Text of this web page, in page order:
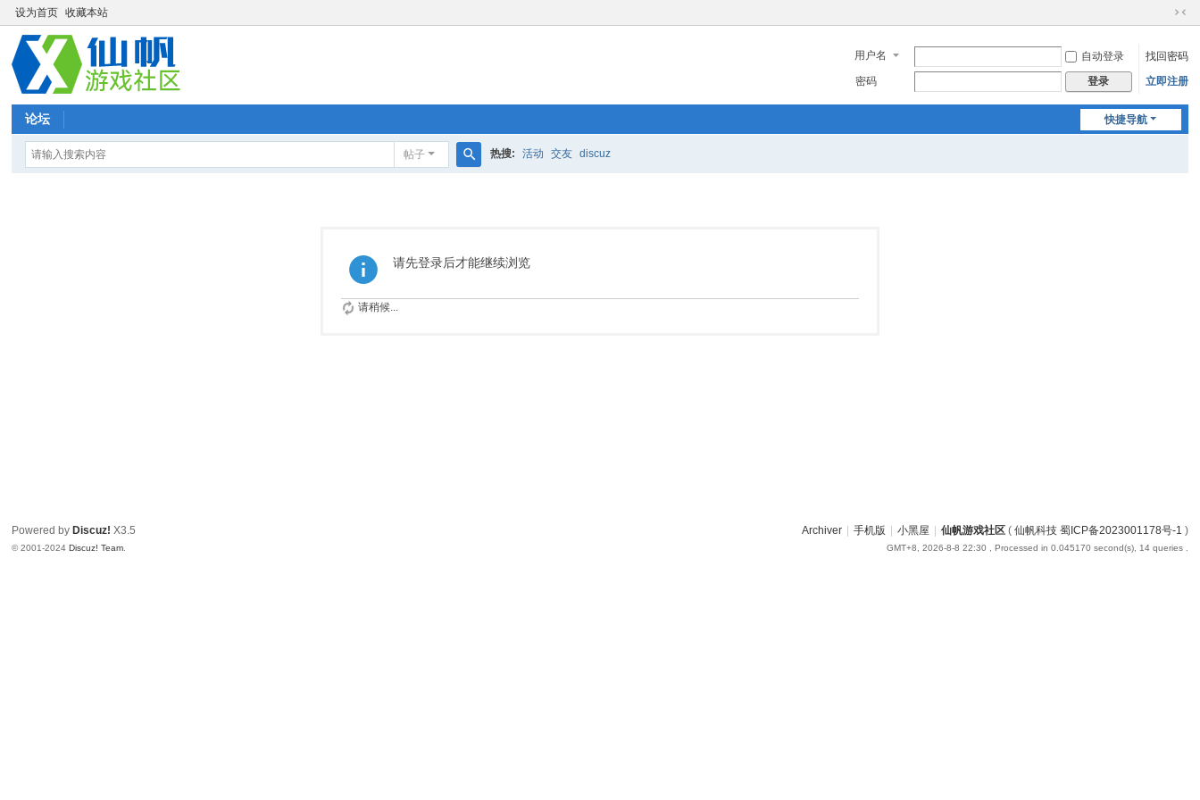
设为首页 收藏本站
切
到
窄
用户名 自动登录
找回密码
密码
登录 立即注册
快捷导航
论坛
帖子 热搜: 活动 交友 discuz
请先登录后才能继续浏览
请稍候...
Archiver 手机版 小黑屋 仙帆游戏社区( 仙帆科技 蜀ICP备2023001178号-1 )
GMT+8, 2026-8-8 22:30 , Processed in 0.045170 second(s), 14 queries .
Powered by Discuz! X3.5
© 2001-2024Discuz! Team